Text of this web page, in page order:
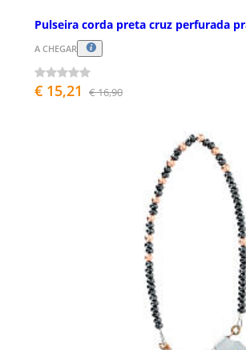
Pulseira corda preta cruz perfurada
A CHEGAR
€ 15,21 € 16,90